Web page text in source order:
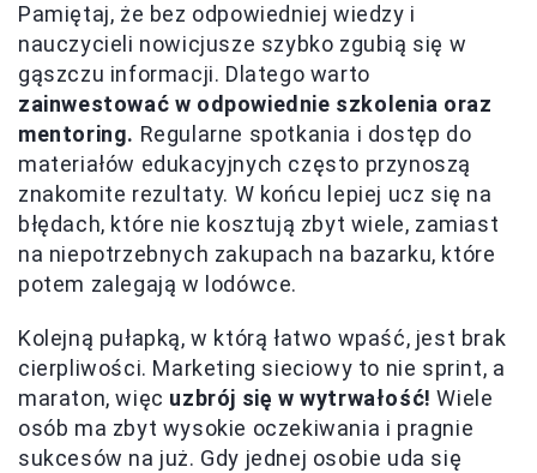
Pamiętaj, że bez odpowiedniej wiedzy i
nauczycieli nowicjusze szybko zgubią się w
gąszczu informacji. Dlatego warto
zainwestować w odpowiednie szkolenia oraz
mentoring. Regularne spotkania i dostęp do
materiałów edukacyjnych często przynoszą
znakomite rezultaty. W końcu lepiej ucz się na
błędach, które nie kosztują zbyt wiele, zamiast
na niepotrzebnych zakupach na bazarku, które
potem zalegają w lodówce.
Kolejną pułapką, w którą łatwo wpaść, jest brak
cierpliwości. Marketing sieciowy to nie sprint, a
maraton, więc uzbrój się w wytrwałość! Wiele
osób ma zbyt wysokie oczekiwania i pragnie
sukcesów na już. Gdy jednej osobie uda się